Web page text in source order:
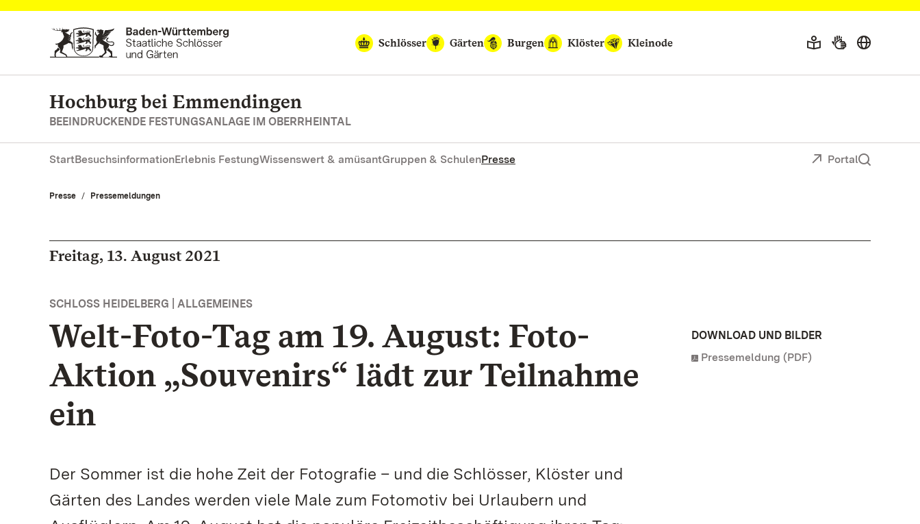
Zum Hauptinhalt springen
Schlösser
Gärten Burgen Klöster Kleinode
Hochburg bei Emmendingen
BEEINDRUCKENDE FESTUNGSANLAGE IM OBERRHEINTAL
StartBesuchsinformationErlebnis FestungWissenswert & amüsantGruppen & SchulenPresse Portal
Presse Pressemeldungen
Freitag, 13. August 2021
SCHLOSS HEIDELBERG | ALLGEMEINES
Welt-Foto-Tag am 19. August: Foto-
Aktion „Souvenirs“ lädt zur Teilnahme
ein
Der Sommer ist die hohe Zeit der Fotografie – und die Schlösser, Klöster und
Gärten des Landes werden viele Male zum Fotomotiv bei Urlaubern und
DOWNLOAD UND BILDER
Pressemeldung (PDF)